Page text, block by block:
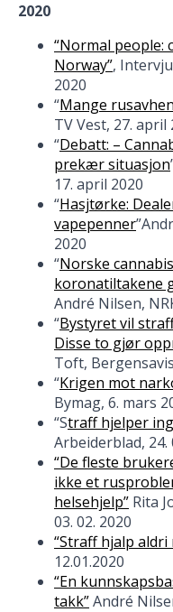
2020
“Normal people:
Norway”,
2020
“Mange
TV Vest, 27. april
“Debatt: –
prekær situasjon
17. april 2020
“Hasjtørke:
vapepenner
2020
“Norske
koronatiltakene
André Nilsen,
“Bystyret vil
Disse to gjør
Toft,
“Krigen mot
Bymag, 6. mars
“Straff hjelper
Arbeiderblad, 24.
“De fleste
ikke et
helsehjelp” Rita
03. 02. 2020
“Straff hjalp aldri
12.01.2020
“En
takk”André